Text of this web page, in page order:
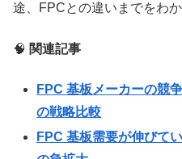
途、FPCとの違いまでをわ
🧠 関連記事
FPC 基板メーカーの競
の戦略比較
FPC 基板需要が伸びて